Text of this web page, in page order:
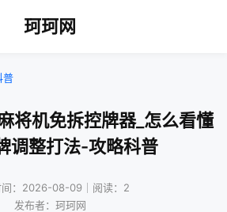
珂珂网
普
将机免拆控牌器_怎么看懂
调整打法-攻略科普
间：2026-08-09｜阅读：2
发布者：珂珂网